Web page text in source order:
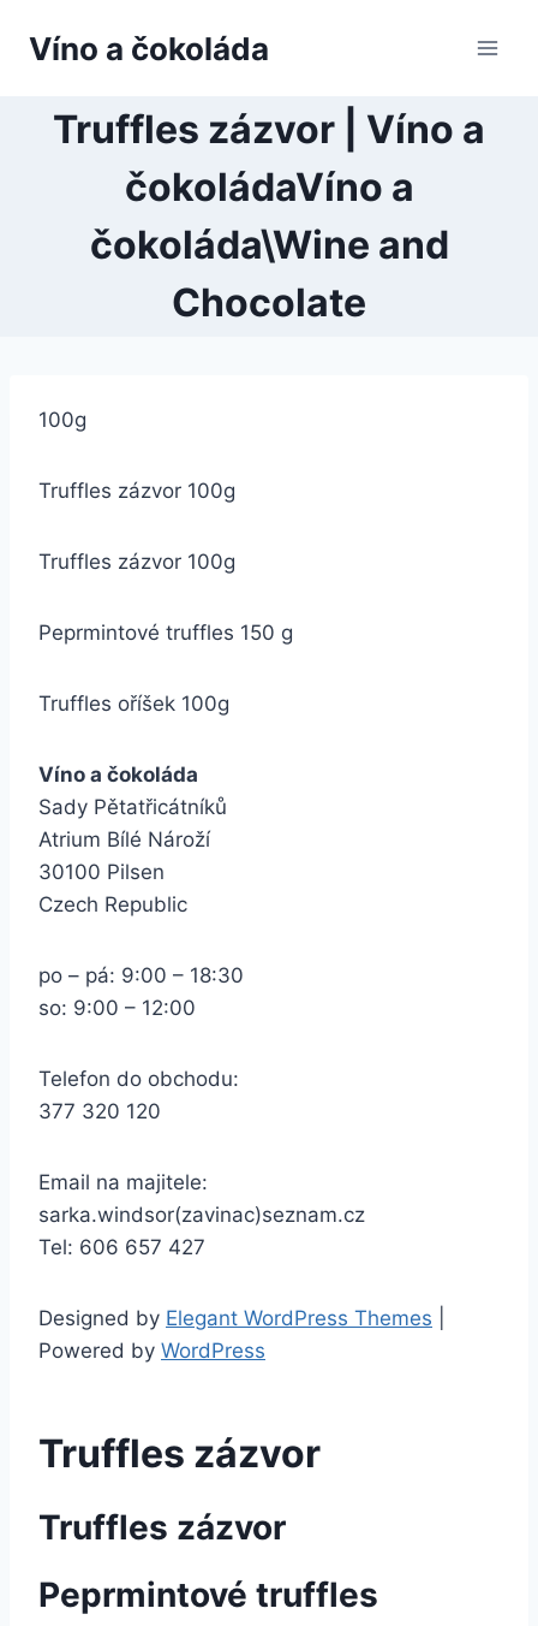
Víno a čokoláda
Truffles zázvor | Víno a
čokoládaVíno a
čokoláda\Wine and
Chocolate
100g
Truffles zázvor 100g
Truffles zázvor 100g
Peprmintové truffles 150 g
Truffles oříšek 100g
Víno a čokoláda
Sady Pětatřicátníků
Atrium Bílé Nároží
30100 Pilsen
Czech Republic
po – pá: 9:00 – 18:30
so: 9:00 – 12:00
Telefon do obchodu:
377 320 120
Email na majitele:
sarka.windsor(zavinac)seznam.cz
Tel: 606 657 427
Designed by Elegant WordPress Themes
Powered by WordPress
Truffles zázvor
Truffles zázvor
Peprmintové truffles